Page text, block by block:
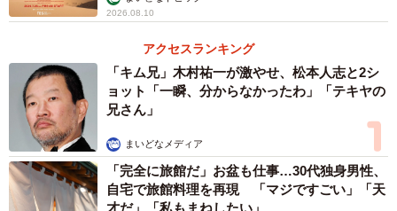
2026.08.10
アクセスランキング
「キム兄」木村祐一が激やせ、松本人志と2シ
ョット「一瞬、分からなかったわ」「テキヤの
兄さん」
まいどなメディア
「完全に旅館だ」お盆も仕事…30代独身男性、
自宅で旅館料理を再現 「マジですごい」「天
才だ」「私もまねしたい」